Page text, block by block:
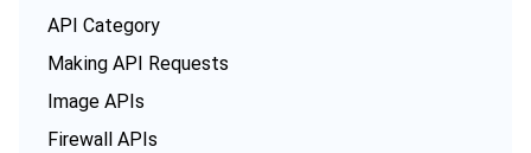
云联网
堡垒机
图片内容安全
安全服务平台
云防火墙
应用安全
API Category
Making API Requests
Image APIs
Firewall APIs